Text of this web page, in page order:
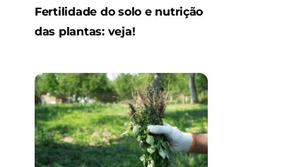
Fertilidade do solo e nutrição
das plantas: veja!